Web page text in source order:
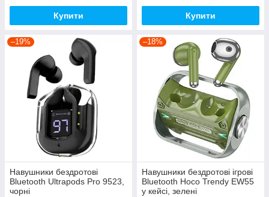
Купити Купити
–19%
Навушники бездротові
Bluetooth Ultrapods Pro 9523,
чорні
–18%
Навушники бездротові ігрові
Bluetooth Hoco Trendy EW55
у кейсі, зелені